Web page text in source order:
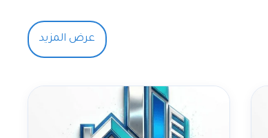
عرض المزيد